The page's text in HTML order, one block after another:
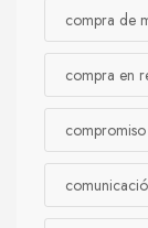
compra de
compra en